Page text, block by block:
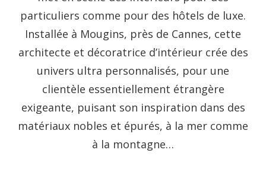
particuliers comme pour des hôtels de luxe.
Installée à Mougins, près de Cannes, cette
architecte et décoratrice d’intérieur crée des
univers ultra personnalisés, pour une
clientèle essentiellement étrangère
exigeante, puisant son inspiration dans des
matériaux nobles et épurés, à la mer comme
à la montagne…